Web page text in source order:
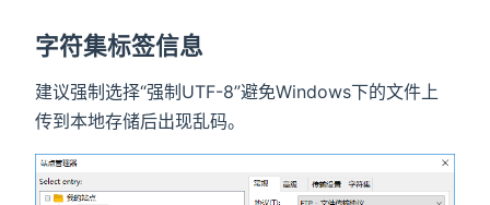
字符集标签信息
建议强制选择“强制UTF-8”避免Windows下的文件上
传到本地存储后出现乱码。